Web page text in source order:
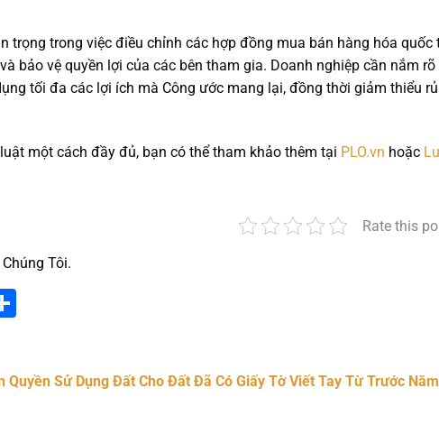
trọng trong việc điều chỉnh các hợp đồng mua bán hàng hóa quốc
bảo vệ quyền lợi của các bên tham gia. Doanh nghiệp cần nắm rõ
tối đa các lợi ích mà Công ước mang lại, đồng thời giảm thiểu
một cách đầy đủ, bạn có thể tham khảo thêm tại PLO.vn hoặc
Rate this
Tôi.
Quyền Sử Dụng Đất Cho Đất Đã Có Giấy Tờ Viết Tay Từ Trước Năm